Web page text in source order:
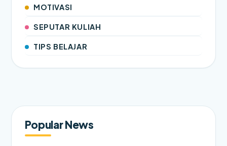
MOTIVASI
SEPUTAR KULIAH
TIPS BELAJAR
Popular News